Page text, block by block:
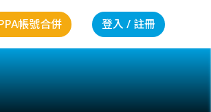
帳號合併 登入 / 註冊